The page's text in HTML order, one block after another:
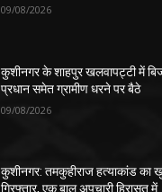
09/08/2026
कुशीनगर के शाहपुर खलवापट्टी में
प्रधान समेत ग्रामीण धरने पर बैठे
09/08/2026
कुशीनगर: तमकुहीराज हत्याकांड का
गिरफ्तार, एक बाल अपचारी हिरासत में